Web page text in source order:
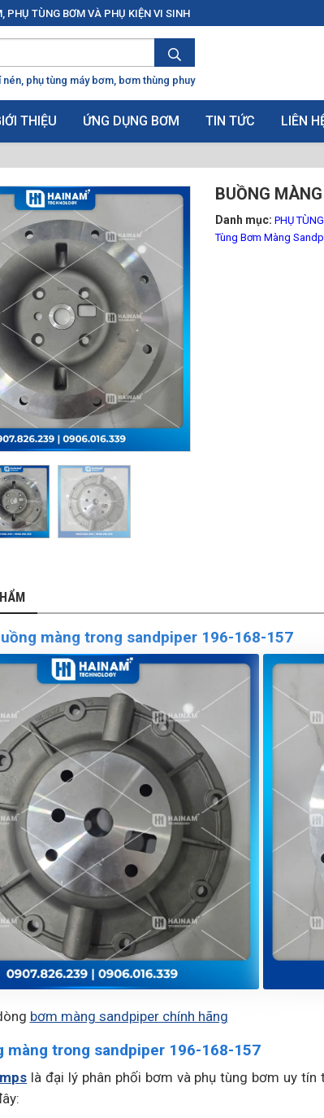
PHỤ TÙNG BƠM VÀ PHỤ KIỆN VI SINH
nén phụ tùng máy bơm bơm thùng phuy
THIỆU ỨNG DỤNG BƠM TIN TỨC LIÊN
BUỒNG
Danh mục: PHỤ
Tùng Bơm Màng
màng trong sandpiper 196-168-157
bơm màng sandpiper chính hãng
màng trong sandpiper 196-168-157
là đại lý phân phối bơm và phụ tùng bơm uy